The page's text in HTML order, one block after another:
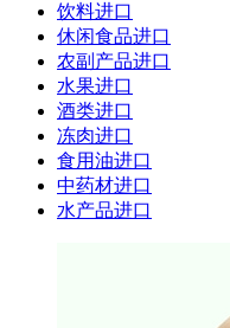
饮料进口
休闲食品进口
农副产品进口
水果进口
酒类进口
冻肉进口
食用油进口
中药材进口
水产品进口